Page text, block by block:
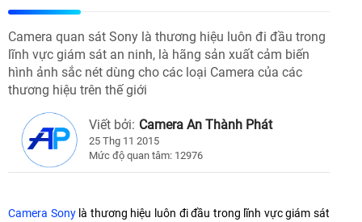
Camera quan sát Sony là thương hiệu luôn đi đầu trong
lĩnh vực giám sát an ninh, là hãng sản xuất cảm biến
hình ảnh sắc nét dùng cho các loại Camera của các
thương hiệu trên thế giới
Viết bởi: Camera An Thành Phát
25 Thg 11 2015
Mức độ quan tâm: 12976
Camera Sonylà thương hiệu luôn đi đầu trong lĩnh vực giám sát